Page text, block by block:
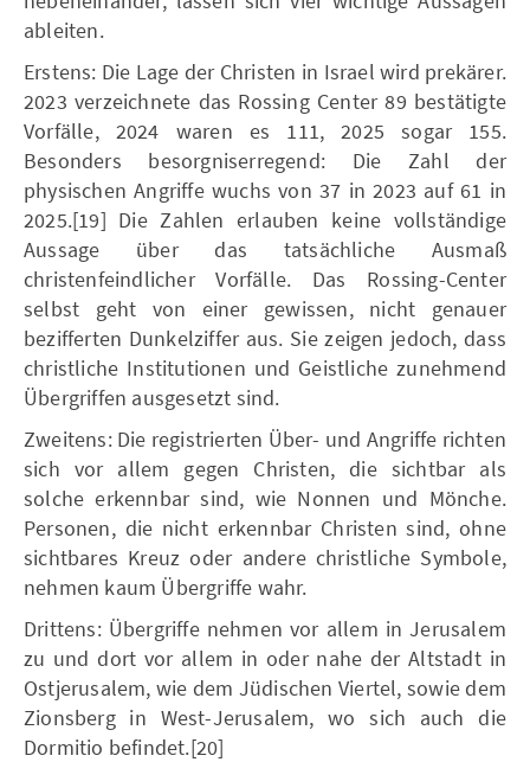
ableiten.
Erstens: Die Lage der Christen in Israel wird prekärer.
2023 verzeichnete das Rossing Center 89 bestätigte
Vorfälle, 2024 waren es 111, 2025 sogar 155.
Besonders besorgniserregend: Die Zahl der
physischen Angriffe wuchs von 37 in 2023 auf 61 in
2025.[19] Die Zahlen erlauben keine vollständige
Aussage über das tatsächliche Ausmaß
christenfeindlicher Vorfälle. Das Rossing-Center
selbst geht von einer gewissen, nicht genauer
bezifferten Dunkelziffer aus. Sie zeigen jedoch, dass
christliche Institutionen und Geistliche zunehmend
Übergriffen ausgesetzt sind.
Zweitens: Die registrierten Über- und Angriffe richten
sich vor allem gegen Christen, die sichtbar als
solche erkennbar sind, wie Nonnen und Mönche.
Personen, die nicht erkennbar Christen sind, ohne
sichtbares Kreuz oder andere christliche Symbole,
nehmen kaum Übergriffe wahr.
Drittens: Übergriffe nehmen vor allem in Jerusalem
zu und dort vor allem in oder nahe der Altstadt in
Ostjerusalem, wie dem Jüdischen Viertel, sowie dem
Zionsberg in West-Jerusalem, wo sich auch die
Dormitio befindet.[20]